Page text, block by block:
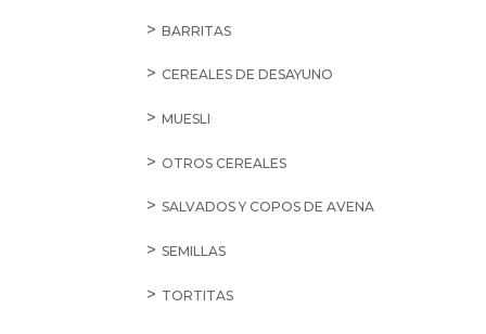
BARRITAS
CEREALES DE DESAYUNO
MUESLI
OTROS CEREALES
SALVADOS Y COPOS DE AVENA
SEMILLAS
TORTITAS